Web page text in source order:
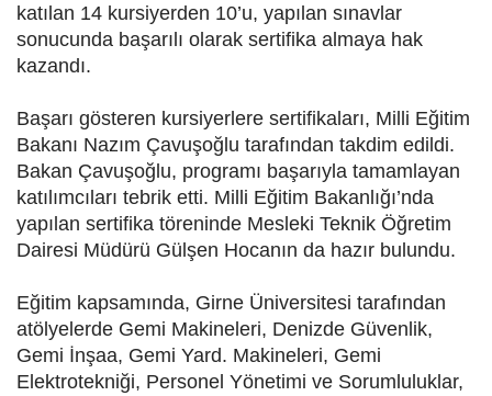
katılan 14 kursiyerden 10’u, yapılan sınavlar
sonucunda başarılı olarak sertifika almaya hak
kazandı.
Başarı gösteren kursiyerlere sertifikaları, Milli Eğitim
Bakanı Nazım Çavuşoğlu tarafından takdim edildi.
Bakan Çavuşoğlu, programı başarıyla tamamlayan
katılımcıları tebrik etti. Milli Eğitim Bakanlığı’nda
yapılan sertifika töreninde Mesleki Teknik Öğretim
Dairesi Müdürü Gülşen Hocanın da hazır bulundu.
Eğitim kapsamında, Girne Üniversitesi tarafından
atölyelerde Gemi Makineleri, Denizde Güvenlik,
Gemi İnşaa, Gemi Yard. Makineleri, Gemi
Elektrotekniği, Personel Yönetimi ve Sorumluluklar,